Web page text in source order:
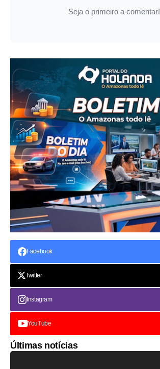
Seja o primeiro a comentar!
Facebook
Twitter
Instagram
YouTube
Últimas notícias